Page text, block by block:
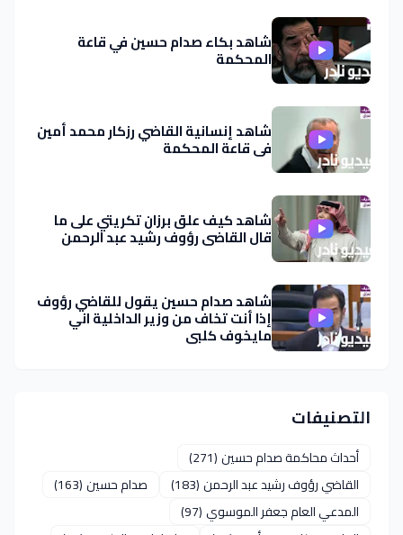
شاهد بكاء صدام حسين في قاعة
المحكمة
شاهد إنسانية القاضي رزكار محمد أمين
في قاعة المحكمة
شاهد كيف علق برزان تكريتي على ما
قال القاضي رؤوف رشيد عبد الرحمن
شاهد صدام حسين يقول للقاضي رؤوف
إذا أنت تخاف من وزير الداخلية اني
مايخوف كلبي
التصنيفات
أحداث محاكمة صدام حسين(271)
القاضي رؤوف رشيد عبد الرحمن(183) صدام حسين(163)
المدعي العام جعفر الموسوي(97)